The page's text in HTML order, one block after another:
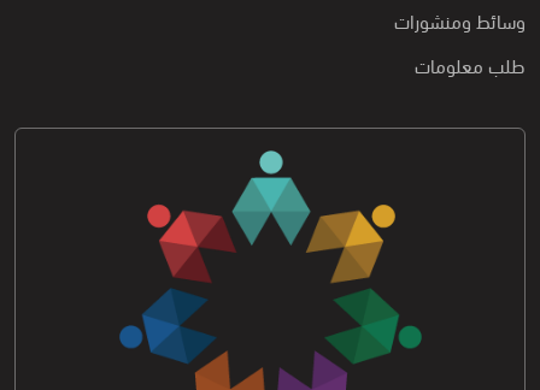
وسائط ومنشورات
طلب معلومات